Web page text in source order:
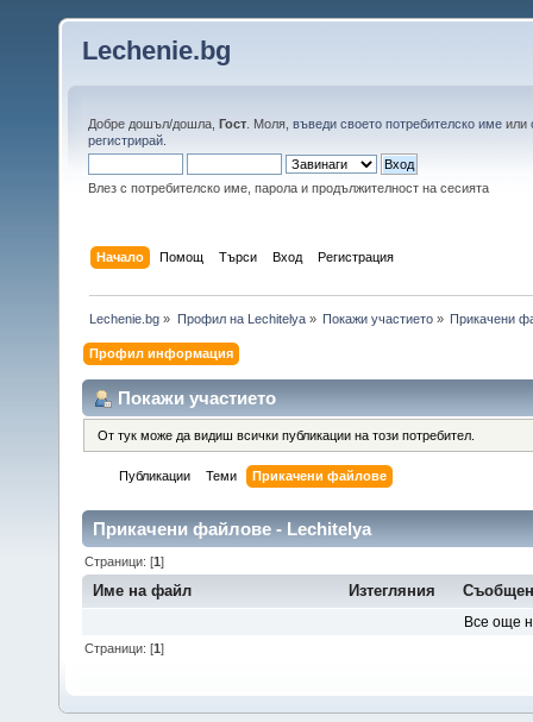
Lechenie.bg
Добре дошъл/дошла, Гост . Моля, въведи своето потребителско име или
регистрирай
Влез с потребителско име, парола и продължителност на сесията
Начало Помощ Търси Вход Регистрация
Lechenie.bg » Профил на Lechitelya» Покажи участието» Прикачени
Профил информация
Покажи участието
От тук може да видиш всички публикации на този потребител.
Публикации Теми Прикачени файлове
Прикачени файлове - Lechitelya
Страници: [1]
Име на файл Изтегляния
Все още
Страници: [1]